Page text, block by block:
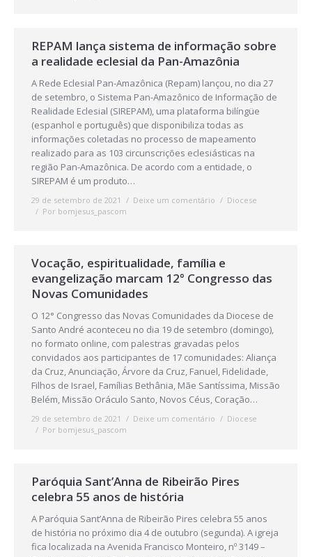
REPAM lança sistema de informação sobre
a realidade eclesial da Pan-Amazônia
A Rede Eclesial Pan-Amazônica (Repam) lançou, no dia 27
de setembro, o Sistema Pan-Amazônico de Informação de
Realidade Eclesial (SIREPAM), uma plataforma bilíngüe
(espanhol e português) que disponibiliza todas as
informações coletadas no processo de mapeamento
realizado para as 103 circunscrições eclesiásticas na
região Pan-Amazônica. De acordo com a entidade, o
SIREPAM é um produto…
29 de setembro de 2021 Deixe um comentário
Diocese
Por bomjesus_pascom
Vocação, espiritualidade, família e
evangelização marcam 12° Congresso das
Novas Comunidades
O 12° Congresso das Novas Comunidades da Diocese de
Santo André aconteceu no dia 19 de setembro (domingo),
no formato online, com palestras gravadas pelos
convidados aos participantes de 17 comunidades: Aliança
da Cruz, Anunciação, Árvore da Cruz, Fanuel, Fidelidade,
Filhos de Israel, Famílias Bethânia, Mãe Santíssima, Missão
Belém, Missão Oráculo Santo, Novos Céus, Coração…
29 de setembro de 2021 Deixe um comentário
Diocese
Por bomjesus_pascom
Paróquia Sant’Anna de Ribeirão Pires
celebra 55 anos de história
A Paróquia Sant’Anna de Ribeirão Pires celebra 55 anos
de história no próximo dia 4 de outubro (segunda). A igreja
fica localizada na Avenida Francisco Monteiro, nº 3149 –